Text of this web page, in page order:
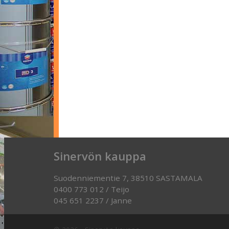
Sinervön kauppa
Suodenniementie 7, 38510 SASTAMALA
0400 773 012 / Teijo
045 651 2237 / Janne